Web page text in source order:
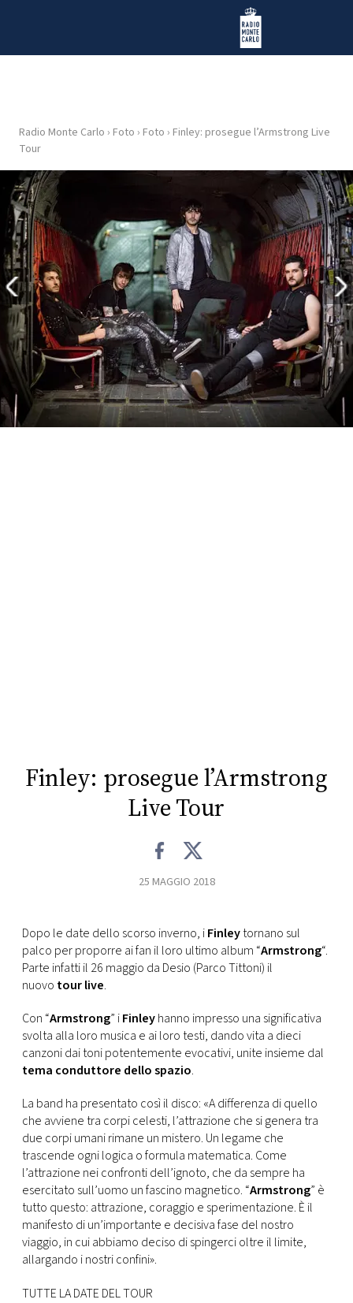
Radio Monte Carlo
HOME
RADIO
WEB
RADIO
PLAYLIST
NEWS
FOTO
CONCORSI
Radio Monte Carlo › Foto › Foto › Finley: prosegue l’Armstrong Live
Tour
Finley: prosegue l’Armstrong
Live Tour
25 MAGGIO 2018
Dopo le date dello scorso inverno, iFinleytornano sul
palco per proporre ai fan il loro ultimo album “Armstrong“.
Parte infatti il 26 maggio da Desio (Parco Tittoni) il
nuovo tour live.
Con “Armstrong” iFinleyhanno impresso una significativa
svolta alla loro musica e ai loro testi, dando vita a dieci
canzoni dai toni potentemente evocativi, unite insieme dal
tema conduttore dello spazio.
La band ha presentato così il disco: «A differenza di quello
che avviene tra corpi celesti, l’attrazione che si genera tra
due corpi umani rimane un mistero. Un legame che
trascende ogni logica o formula matematica. Come
l’attrazione nei confronti dell’ignoto, che da sempre ha
esercitato sull’uomo un fascino magnetico. “Armstrong” è
tutto questo: attrazione, coraggio e sperimentazione. È il
manifesto di un’importante e decisiva fase del nostro
viaggio, in cui abbiamo deciso di spingerci oltre il limite,
allargando i nostri confini».
TUTTE LA DATE DEL TOUR